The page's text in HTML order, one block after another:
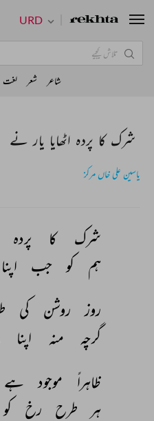
شرک کا پردہ اٹھایا یار نے
یاسین علی خاں مرکز
شرک کا پردہ
ہم کو جب اپنا
روز روشن کی
گرچہ منہ اپنا
ظاہراً موجود ہے
ہر
طرح رخ کو
URD
شاعر شعر لغت